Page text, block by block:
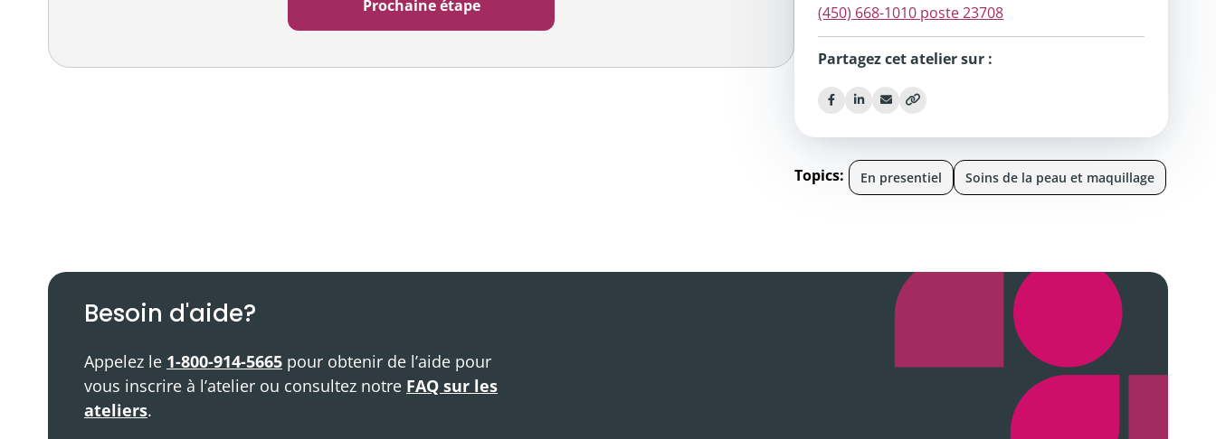
(450) 668-1010 poste 23708
Partagez cet atelier sur :
Topics: En presentiel Soins de la peau et maquillage
Besoin d'aide?
Appelez le 1-800-914-5665 pour obtenir de l’aide pour
vous inscrire à l’atelier ou consultez notre FAQ sur les
ateliers.